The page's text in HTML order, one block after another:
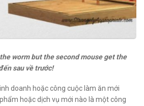
worm but the second mouse get the
sau về trước!
doanh hoặc công cuộc làm ăn mới
hoặc dịch vụ mới nào là một công